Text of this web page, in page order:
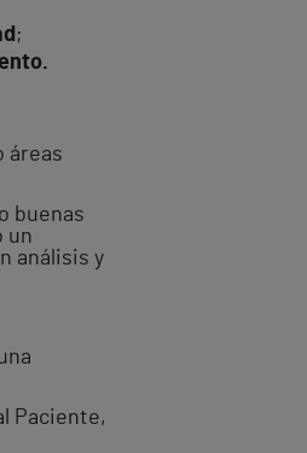
;
áreas
buenas
un
análisis y
Paciente,